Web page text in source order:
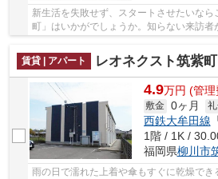
新生活を失敗せず、スタートさせたいな
町」はいかがでしょうか。知らない来訪
賃貸 | アパート
レオネクスト筑紫町
4.9万円 (管理
敷金 0ヶ月
西鉄大牟田線
1階 / 1K /
福岡県柳川市
雨の日で濡れた上着や傘もすぐに乾燥で